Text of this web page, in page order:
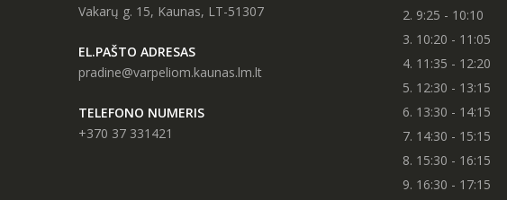
Vakarų g. 15, Kaunas, LT-51307
EL.PAŠTO ADRESAS
pradine@varpeliom.kaunas.lm.lt
TELEFONO NUMERIS
+370 37 331421
2. 9:25 - 10:10
3. 10:20 - 11:05
4. 11:35 - 12:20
5. 12:30 - 13:15
6. 13:30 - 14:15
7. 14:30 - 15:15
8. 15:30 - 16:15
9. 16:30 - 17:15